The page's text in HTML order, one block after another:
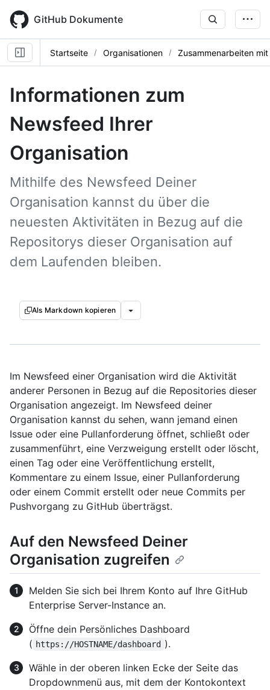
main
content
GitHub Dokumente
Startseite Organisationen Zusammenarbeiten
Informationen zum
Newsfeed Ihrer
Organisation
Mithilfe des Newsfeed Deiner
Organisation kannst du über die
neuesten Aktivitäten in Bezug auf die
Repositorys dieser Organisation auf
dem Laufenden bleiben.
Als Markdown kopieren
Im Newsfeed einer Organisation wird die Aktivität
anderer Personen in Bezug auf die Repositories dieser
Organisation angezeigt. Im Newsfeed deiner
Organisation kannst du sehen, wann jemand einen
Issue oder eine Pullanforderung öffnet, schließt oder
zusammenführt, eine Verzweigung erstellt oder löscht,
einen Tag oder eine Veröffentlichung erstellt,
Kommentare zu einem Issue, einer Pullanforderung
oder einem Commit erstellt oder neue Commits per
Pushvorgang zu GitHub überträgst.
Auf den Newsfeed Deiner
Organisation zugreifen
Melden Sie sich bei Ihrem Konto auf Ihre GitHub
Enterprise Server-Instance an.
Öffne dein Persönliches Dashboard
( https://HOSTNAME/dashboard ).
Wähle in der oberen linken Ecke der Seite das
Dropdownmenü aus, mit dem der Kontokontext